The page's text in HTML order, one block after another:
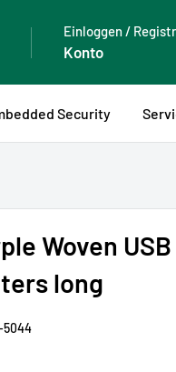
Einloggen /
Konto
Security
Woven
long
5044